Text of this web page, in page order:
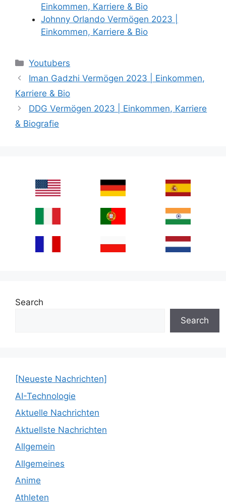
Einkommen, Karriere & Bio
Johnny Orlando Vermögen 2023 |
Einkommen, Karriere & Bio
Categories
Youtubers
Iman Gadzhi Vermögen 2023 | Einkommen,
Karriere & Bio
DDG Vermögen 2023 | Einkommen, Karriere
& Biografie
Search
Search
[Neueste Nachrichten]
AI-Technologie
Aktuelle Nachrichten
Aktuellste Nachrichten
Allgemein
Allgemeines
Anime
Athleten